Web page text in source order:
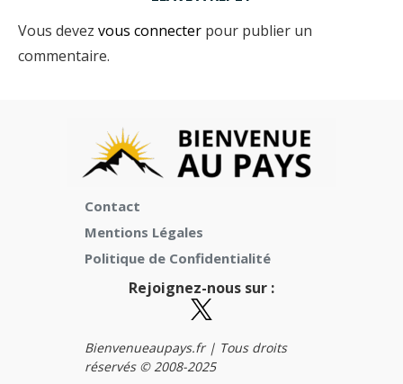
Vous devez vous connecter pour publier un
commentaire.
Contact
Mentions Légales
Politique de Confidentialité
Rejoignez-nous sur :
Bienvenueaupays.fr | Tous droits
réservés © 2008-2025